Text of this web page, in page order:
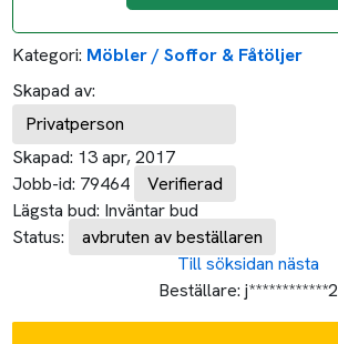
Kategori: Möbler / Soffor & Fåtöljer
Skapad av:
Privatperson
Skapad: 13 apr, 2017
Jobb-id: 79464
Verifierad
Lägsta bud: Inväntar bud
Status:
avbruten av beställaren
Till söksidan nästa
Beställare: j************2